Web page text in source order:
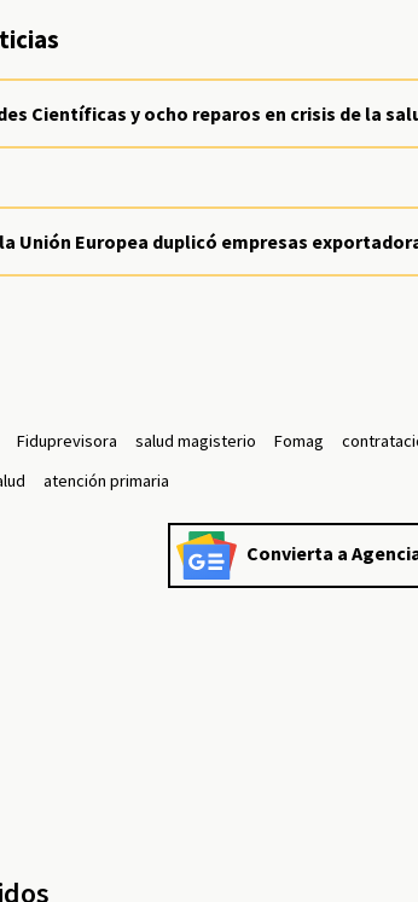
Científicas y ocho reparos en crisis de la
la Unión Europea duplicó empresas
Fiduprevisora salud magisterio Fomag
atención primaria
Convierta a